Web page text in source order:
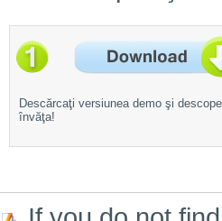
Descărcaţi versiunea demo şi
învăţa!